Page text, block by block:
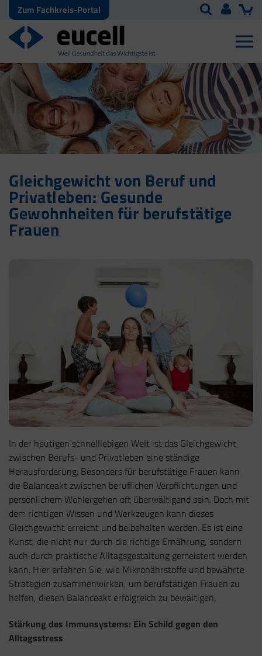
Zum Fachkreis-Portal
Gleichgewicht von Beruf und
Privatleben: Gesunde
Gewohnheiten für berufstätige
Frauen
In der heutigen schnelllebigen Welt ist das Gleichgewicht
zwischen Berufs- und Privatleben eine ständige
Herausforderung. Besonders für berufstätige Frauen kann
die Balanceakt zwischen beruflichen Verpflichtungen und
persönlichem Wohlergehen oft überwältigend sein. Doch mit
dem richtigen Wissen und Werkzeugen kann dieses
Gleichgewicht erreicht und beibehalten werden. Es ist eine
Kunst, die nicht nur durch die richtige Ernährung, sondern
auch durch praktische Alltagsgestaltung gemeistert werden
kann. Hier erfahren Sie, wie Mikronährstoffe und bewährte
Strategien zusammenwirken, um berufstätigen Frauen zu
helfen, diesen Balanceakt erfolgreich zu bewältigen.
Stärkung des Immunsystems: Ein Schild gegen den
Alltagsstress